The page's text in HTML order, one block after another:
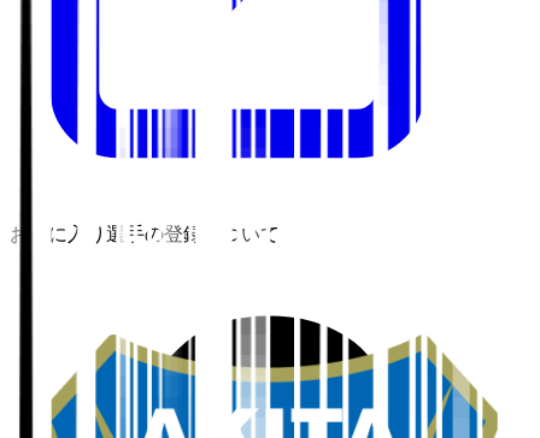
お気に入り選手の登録について